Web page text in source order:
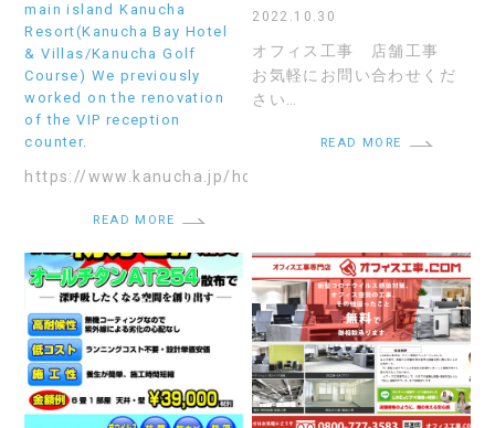
main island Kanucha
Resort(Kanucha Bay Hotel
& Villas/Kanucha Golf
Course) We previously
worked on the renovation
of the VIP reception
counter.
https://www.kanucha.jp/hotel
READ MORE
2022.10.30
オフィス工事 店舗工事
お気軽にお問い合わせくだ
さい…
READ MORE